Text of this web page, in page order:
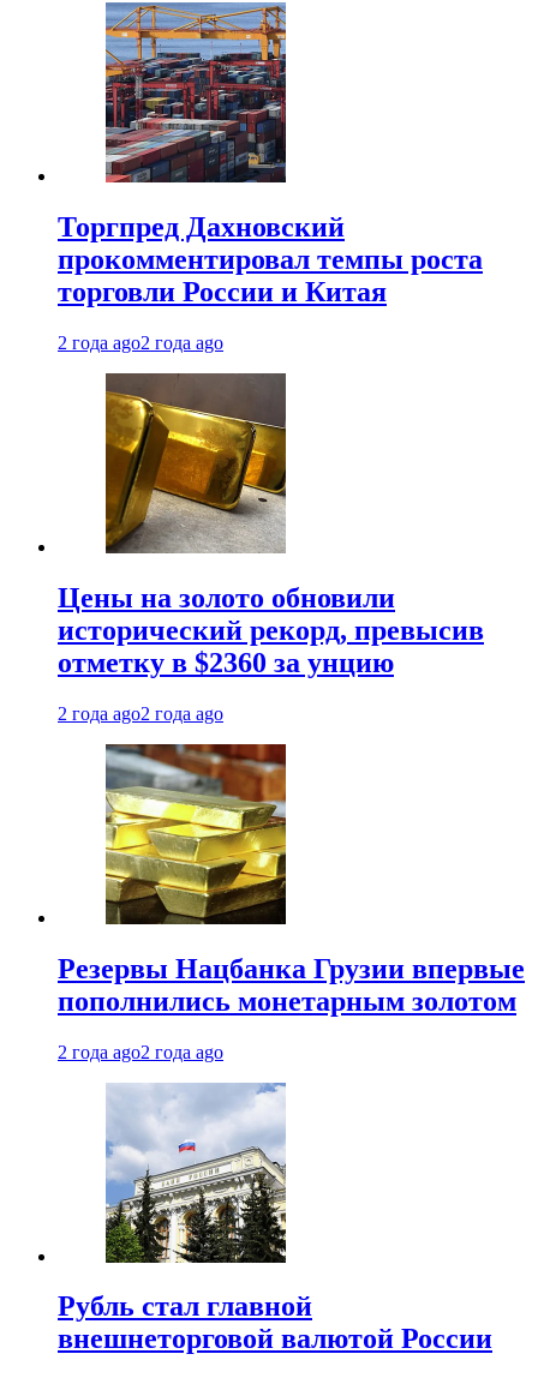
Торгпред Дахновский
прокомментировал темпы роста
торговли России и Китая
2 года ago2 года ago
Цены на золото обновили
исторический рекорд, превысив
отметку в $2360 за унцию
2 года ago2 года ago
Резервы Нацбанка Грузии впервые
пополнились монетарным золотом
2 года ago2 года ago
Рубль стал главной
внешнеторговой валютой России